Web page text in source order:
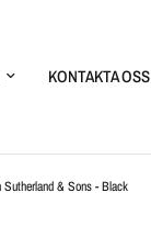
KONTAKTA OSS
& Sons - Black